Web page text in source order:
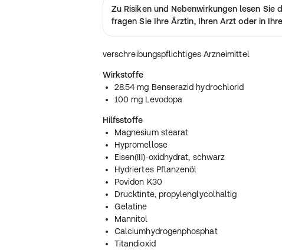
Zu Risiken und Nebenwirkungen lesen Sie
fragen Sie Ihre Ärztin, Ihren Arzt oder in
verschreibungspflichtiges Arzneimittel
Wirkstoffe
28.54 mg Benserazid hydrochlorid
100 mg Levodopa
Hilfsstoffe
Magnesium stearat
Hypromellose
Eisen(III)-oxidhydrat, schwarz
Hydriertes Pflanzenöl
Povidon K30
Drucktinte, propylenglycolhaltig
Gelatine
Mannitol
Calciumhydrogenphosphat
Titandioxid